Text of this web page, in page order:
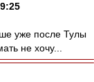
уже после Тулы
не хочу...